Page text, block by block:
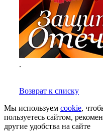
.
Возврат к списку
Мы используем cookie,
пользуетесь сайтом,
другие удобства на сайте